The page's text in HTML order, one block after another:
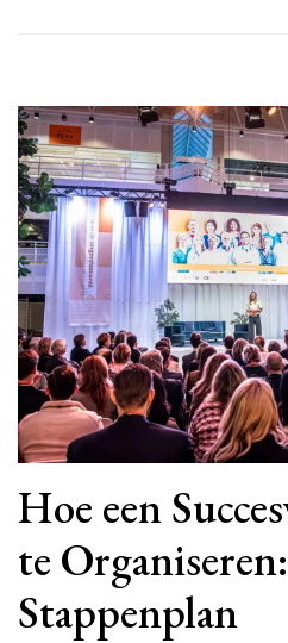
Hoe een
te
Stappenplan